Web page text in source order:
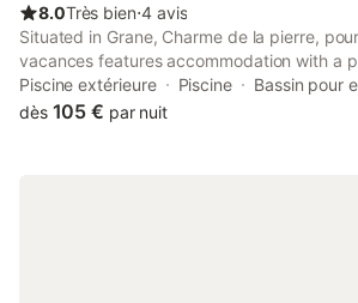
8.0Très bien⋅4 avis
Situated in Grane, Charme de la pierre,
vacances features accommodation with a
garden views. This property offers access
private parking.
Piscine extérieure Piscine
Bassin pour
dès 105 € par nuit